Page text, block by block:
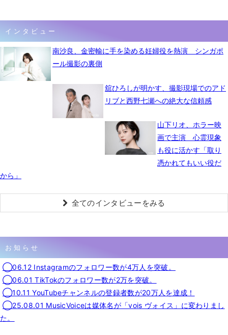
インタビュー
南沙良、金密輸に手を染める妊婦役を熱演 シンガポ
ール撮影の裏側
舘ひろしが明かす、撮影現場でのアド
リブと西野七瀬への絶大な信頼感
山下リオ、ホラー映
画で主演 心霊現象
も役に活かす「取り
憑かれてもいい役だ
から」
全てのインタビューをみる
お知らせ
◯06.12 Instagramのフォロワー数が4万人を突破。
◯06.01 TikTokのフォロワー数が2万を突破。
◯10.11 YouTubeチャンネルの登録者数が20万人を達成！
◯25.08.01 MusicVoiceは媒体名が「vois ヴォイス」に変わりまし
た。